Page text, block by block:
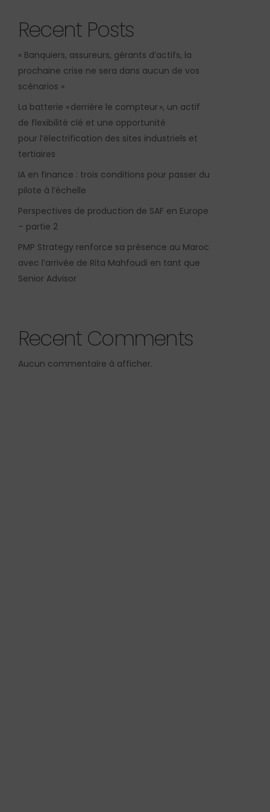
Recent Posts
« Banquiers, assureurs, gérants d’actifs, la
prochaine crise ne sera dans aucun de vos
scénarios »
La batterie « derrière le compteur », un actif
de flexibilité clé et une opportunité
pour l’électrification des sites industriels et
tertiaires
IA en finance : trois conditions pour passer du
pilote à l’échelle
Perspectives de production de SAF en Europe
– partie 2
PMP Strategy renforce sa présence au Maroc
avec l’arrivée de Rita Mahfoudi en tant que
Senior Advisor
Recent Comments
Aucun commentaire à afficher.